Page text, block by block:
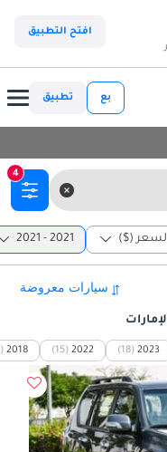
افتح التطبيق
بع تطبيق
4
($)
2021 - 2021
2023
(18)
2022
(15)
2018